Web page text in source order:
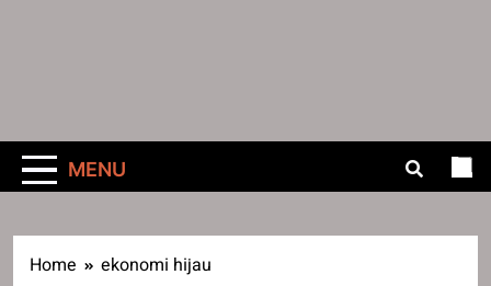
MENU
Home ekonomi hijau